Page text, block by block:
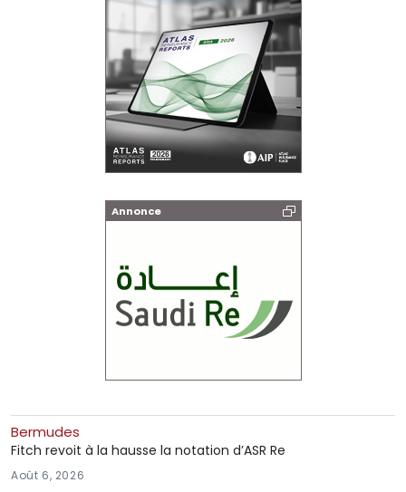
Annonce
Bermudes
Fitch revoit à la hausse la notation d’ASR Re
Août 6, 2026